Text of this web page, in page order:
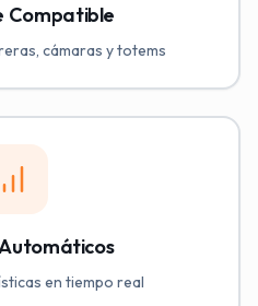
Compatible
cámaras y totems
en tiempo real